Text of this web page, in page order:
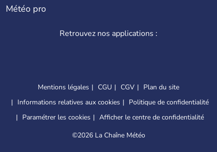
Météo pro
Retrouvez nos applications :
Mentions légales CGU CGV
Plan du site
Informations relatives aux cookies
Politique de confidentialité
Paramétrer les cookies
Afficher le centre de confidentialité
©2026 La Chaîne Météo